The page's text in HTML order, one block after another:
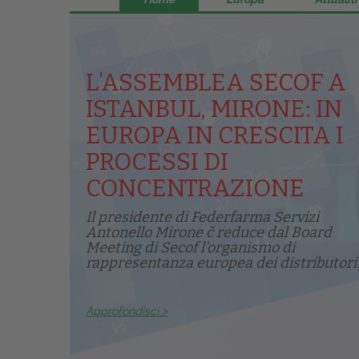
L’ASSEMBLEA SECOF A
ISTANBUL, MIRONE: IN
EUROPA IN CRESCITA I
PROCESSI DI
CONCENTRAZIONE
Il presidente di Federfarma Servizi
Antonello Mirone č reduce dal Board
Meeting di Secof l'organismo di
rappresentanza europea dei
Approfondisci >